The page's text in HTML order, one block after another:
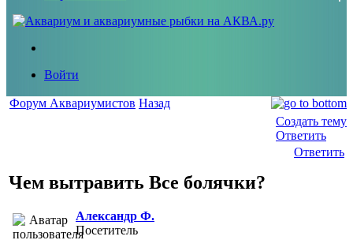
Войти
Форум Аквариумистов Назад
Создать тему
Ответить
Ответить
Чем вытравить Все болячки?
Александр Ф.
Посетитель